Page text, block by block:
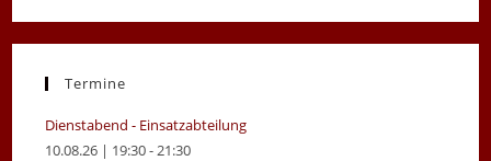
in
new
in
new
Termine
Dienstabend - Einsatzabteilung
10.08.26 | 19:30 - 21:30